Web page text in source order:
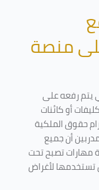
منصة
يتم رفعه على
أو كائنات
حقوق الملكية
أن جميع
مهارات تصبح تحت
تستخدمها لأغراض